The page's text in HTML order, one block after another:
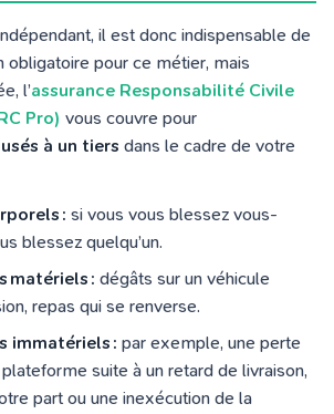
il est donc indispensable de
obligatoire pour ce métier, mais
l’assurance Responsabilité Civile
Pro) vous couvre pour
à un tiers dans le cadre de votre
: si vous vous blessez vous-
blessez quelqu’un.
matériels : dégâts sur un véhicule
repas qui se renverse.
immatériels : par exemple, une perte
suite à un retard de livraison,
part ou une inexécution de la